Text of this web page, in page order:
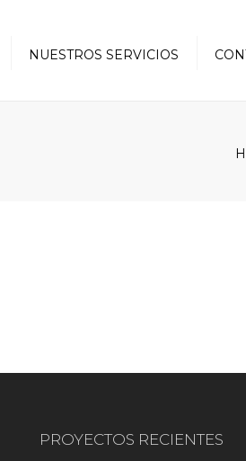
NUESTROS SERVICIOS
PROYECTOS RECIENTES